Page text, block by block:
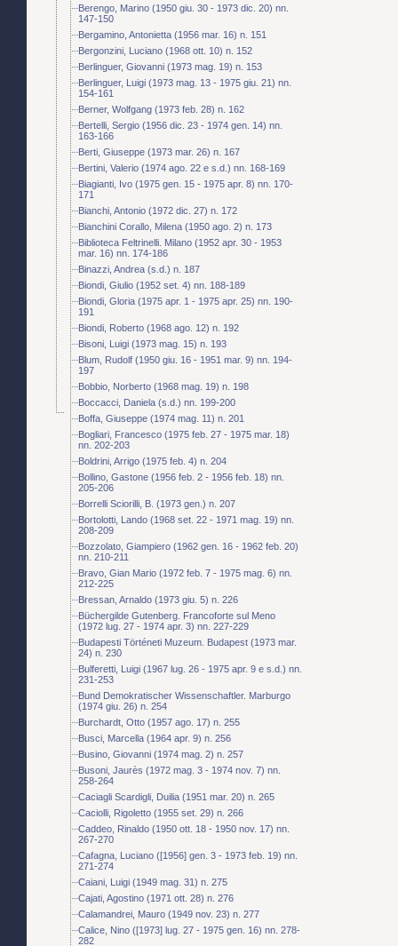
Berengo, Marino (1950 giu. 30 - 1973 dic. 20) nn.
147-150
Bergamino, Antonietta (1956 mar. 16) n. 151
Bergonzini, Luciano (1968 ott. 10) n. 152
Berlinguer, Giovanni (1973 mag. 19) n. 153
Berlinguer, Luigi (1973 mag. 13 - 1975 giu. 21) nn.
154-161
Berner, Wolfgang (1973 feb. 28) n. 162
Bertelli, Sergio (1956 dic. 23 - 1974 gen. 14) nn.
163-166
Berti, Giuseppe (1973 mar. 26) n. 167
Bertini, Valerio (1974 ago. 22 e s.d.) nn. 168-169
Biagianti, Ivo (1975 gen. 15 - 1975 apr. 8) nn. 170-
171
Bianchi, Antonio (1972 dic. 27) n. 172
Bianchini Corallo, Milena (1950 ago. 2) n. 173
Biblioteca Feltrinelli. Milano (1952 apr. 30 - 1953
mar. 16) nn. 174-186
Binazzi, Andrea (s.d.) n. 187
Biondi, Giulio (1952 set. 4) nn. 188-189
Biondi, Gloria (1975 apr. 1 - 1975 apr. 25) nn. 190-
191
Biondi, Roberto (1968 ago. 12) n. 192
Bisoni, Luigi (1973 mag. 15) n. 193
Blum, Rudolf (1950 giu. 16 - 1951 mar. 9) nn. 194-
197
Bobbio, Norberto (1968 mag. 19) n. 198
Boccacci, Daniela (s.d.) nn. 199-200
Boffa, Giuseppe (1974 mag. 11) n. 201
Bogliari, Francesco (1975 feb. 27 - 1975 mar. 18)
nn. 202-203
Boldrini, Arrigo (1975 feb. 4) n. 204
Bollino, Gastone (1956 feb. 2 - 1956 feb. 18) nn.
205-206
Borrelli Sciorilli, B. (1973 gen.) n. 207
Bortolotti, Lando (1968 set. 22 - 1971 mag. 19) nn.
208-209
Bozzolato, Giampiero (1962 gen. 16 - 1962 feb. 20)
nn. 210-211
Bravo, Gian Mario (1972 feb. 7 - 1975 mag. 6) nn.
212-225
Bressan, Arnaldo (1973 giu. 5) n. 226
Büchergilde Gutenberg. Francoforte sul Meno
(1972 lug. 27 - 1974 apr. 3) nn. 227-229
Budapesti Történeti Muzeum. Budapest (1973 mar.
24) n. 230
Bulferetti, Luigi (1967 lug. 26 - 1975 apr. 9 e s.d.) nn.
231-253
Bund Demokratischer Wissenschaftler. Marburgo
(1974 giu. 26) n. 254
Burchardt, Otto (1957 ago. 17) n. 255
Busci, Marcella (1964 apr. 9) n. 256
Busino, Giovanni (1974 mag. 2) n. 257
Busoni, Jaurès (1972 mag. 3 - 1974 nov. 7) nn.
258-264
Caciagli Scardigli, Duilia (1951 mar. 20) n. 265
Caciolli, Rigoletto (1955 set. 29) n. 266
Caddeo, Rinaldo (1950 ott. 18 - 1950 nov. 17) nn.
267-270
Cafagna, Luciano ([1956] gen. 3 - 1973 feb. 19) nn.
271-274
Caiani, Luigi (1949 mag. 31) n. 275
Cajati, Agostino (1971 ott. 28) n. 276
Calamandrei, Mauro (1949 nov. 23) n. 277
Calice, Nino ([1973] lug. 27 - 1975 gen. 16) nn. 278-
282